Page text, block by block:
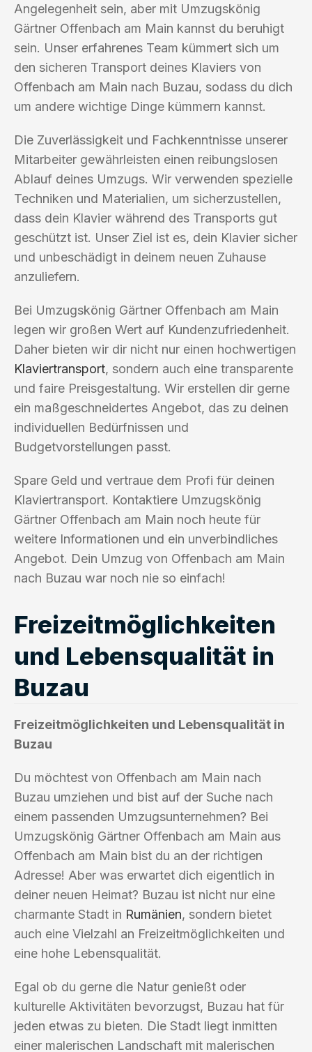
Angelegenheit sein, aber mit Umzugskönig
Gärtner Offenbach am Main kannst du beruhigt
sein. Unser erfahrenes Team kümmert sich um
den sicheren Transport deines Klaviers von
Offenbach am Main nach Buzau, sodass du dich
um andere wichtige Dinge kümmern kannst.
Die Zuverlässigkeit und Fachkenntnisse unserer
Mitarbeiter gewährleisten einen reibungslosen
Ablauf deines Umzugs. Wir verwenden spezielle
Techniken und Materialien, um sicherzustellen,
dass dein Klavier während des Transports gut
geschützt ist. Unser Ziel ist es, dein Klavier sicher
und unbeschädigt in deinem neuen Zuhause
anzuliefern.
Bei Umzugskönig Gärtner Offenbach am Main
legen wir großen Wert auf Kundenzufriedenheit.
Daher bieten wir dir nicht nur einen hochwertigen
Klaviertransport, sondern auch eine transparente
und faire Preisgestaltung. Wir erstellen dir gerne
ein maßgeschneidertes Angebot, das zu deinen
individuellen Bedürfnissen und
Budgetvorstellungen passt.
Spare Geld und vertraue dem Profi für deinen
Klaviertransport. Kontaktiere Umzugskönig
Gärtner Offenbach am Main noch heute für
weitere Informationen und ein unverbindliches
Angebot. Dein Umzug von Offenbach am Main
nach Buzau war noch nie so einfach!
Freizeitmöglichkeiten
und Lebensqualität in
Buzau
Freizeitmöglichkeiten und Lebensqualität in
Buzau
Du möchtest von Offenbach am Main nach
Buzau umziehen und bist auf der Suche nach
einem passenden Umzugsunternehmen? Bei
Umzugskönig Gärtner Offenbach am Main aus
Offenbach am Main bist du an der richtigen
Adresse! Aber was erwartet dich eigentlich in
deiner neuen Heimat? Buzau ist nicht nur eine
charmante Stadt in Rumänien, sondern bietet
auch eine Vielzahl an Freizeitmöglichkeiten und
eine hohe Lebensqualität.
Egal ob du gerne die Natur genießt oder
kulturelle Aktivitäten bevorzugst, Buzau hat für
jeden etwas zu bieten. Die Stadt liegt inmitten
einer malerischen Landschaft mit malerischen